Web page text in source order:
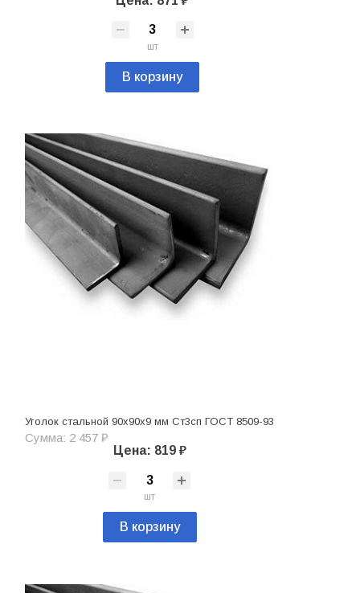
шт
В корзину
Уголок стальной 90х90х9 мм Ст3сп ГОСТ 8509-93
Сумма: 2 457 ₽
Цена: 819 ₽
шт
В корзину